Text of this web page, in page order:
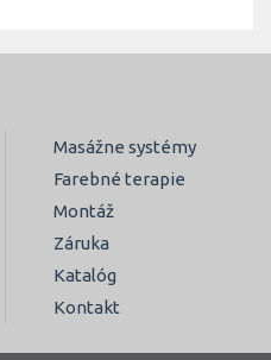
Masážne systémy
Farebné terapie
Montáž
Záruka
Katalóg
Kontakt